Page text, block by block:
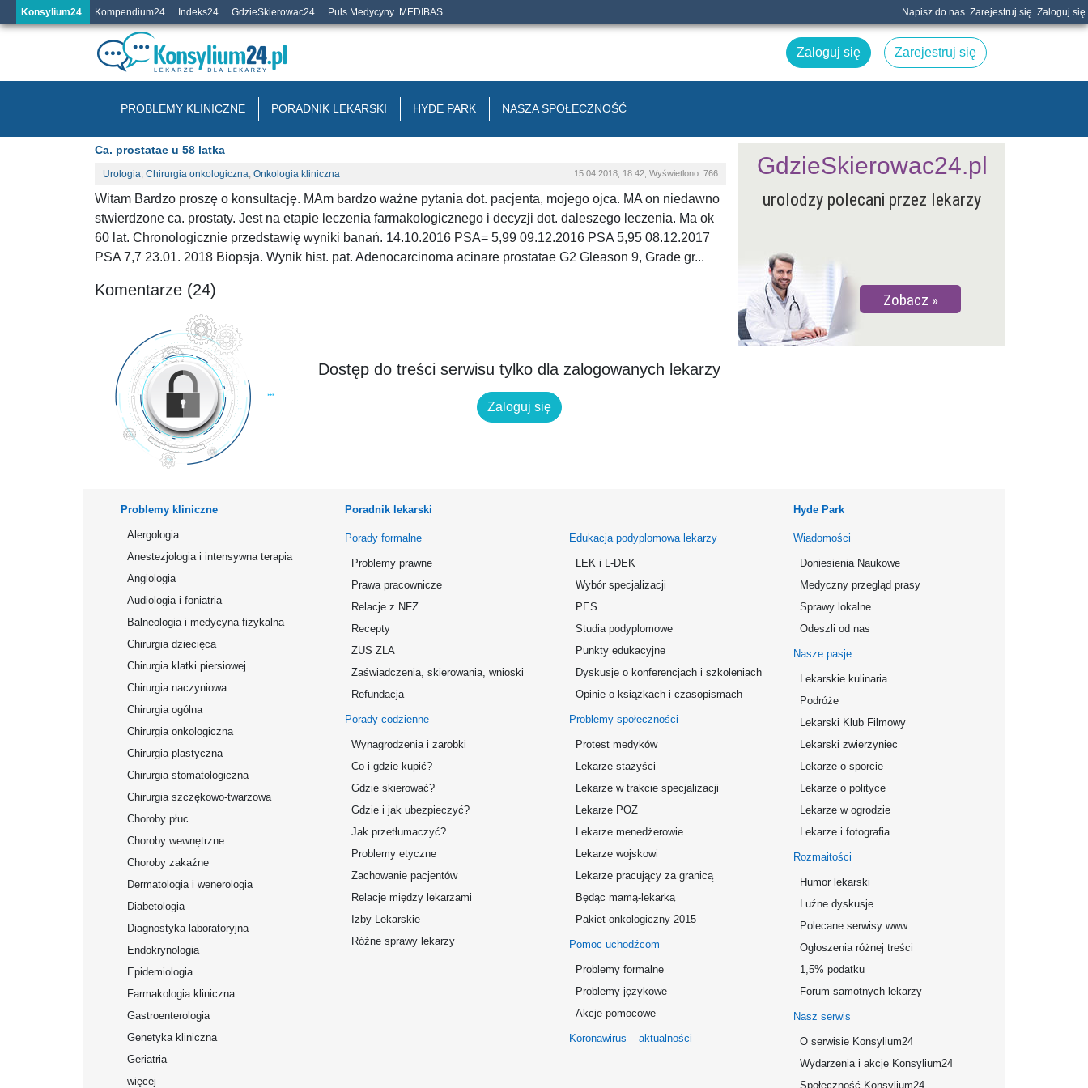
Konsylium24 Kompendium24 Indeks24 GdzieSkierowac24 Puls Medycyny MEDIBAS Napisz do nas Zarejestruj się Zaloguj się
Zaloguj się Zarejestruj się
PROBLEMY KLINICZNE PORADNIK LEKARSKI HYDE PARK NASZA SPOŁECZNOŚĆ
Ca. prostatae u 58 latka
Urologia, Chirurgia onkologiczna, Onkologia kliniczna 15.04.2018, 18:42, Wyświetlono: 766
Witam Bardzo proszę o konsultację. MAm bardzo ważne pytania dot. pacjenta, mojego ojca. MA on niedawno
stwierdzone ca. prostaty. Jest na etapie leczenia farmakologicznego i decyzji dot. daleszego leczenia. Ma ok
60 lat. Chronologicznie przedstawię wyniki banań. 14.10.2016 PSA= 5,99 09.12.2016 PSA 5,95 08.12.2017
PSA 7,7 23.01. 2018 Biopsja. Wynik hist. pat. Adenocarcinoma acinare prostatae G2 Gleason 9, Grade gr...
Komentarze (24)
Dostęp do treści serwisu tylko dla zalogowanych lekarzy
Zaloguj się
urolodzy polecani przez lekarzy
Zobacz
GdzieSkierowac24.pl
Problemy kliniczne
Alergologia
Anestezjologia i intensywna terapia
Angiologia
Audiologia i foniatria
Balneologia i medycyna fizykalna
Chirurgia dziecięca
Chirurgia klatki piersiowej
Chirurgia naczyniowa
Chirurgia ogólna
Chirurgia onkologiczna
Chirurgia plastyczna
Chirurgia stomatologiczna
Chirurgia szczękowo-twarzowa
Choroby płuc
Choroby wewnętrzne
Choroby zakaźne
Dermatologia i wenerologia
Diabetologia
Diagnostyka laboratoryjna
Endokrynologia
Epidemiologia
Farmakologia kliniczna
Gastroenterologia
Genetyka kliniczna
Geriatria
więcej
Poradnik lekarski
Porady formalne
Problemy prawne
Prawa pracownicze
Relacje z NFZ
Recepty
ZUS ZLA
Zaświadczenia, skierowania, wnioski
Refundacja
Porady codzienne
Wynagrodzenia i zarobki
Co i gdzie kupić?
Gdzie skierować?
Gdzie i jak ubezpieczyć?
Jak przetłumaczyć?
Problemy etyczne
Zachowanie pacjentów
Relacje między lekarzami
Izby Lekarskie
Różne sprawy lekarzy
Edukacja podyplomowa lekarzy
LEK i L-DEK
Wybór specjalizacji
PES
Studia podyplomowe
Punkty edukacyjne
Dyskusje o konferencjach i szkoleniach
Opinie o książkach i czasopismach
Problemy społeczności
Protest medyków
Lekarze stażyści
Lekarze w trakcie specjalizacji
Lekarze POZ
Lekarze menedżerowie
Lekarze wojskowi
Lekarze pracujący za granicą
Będąc mamą-lekarką
Pakiet onkologiczny 2015
Pomoc uchodźcom
Problemy formalne
Problemy językowe
Akcje pomocowe
Koronawirus – aktualności
Hyde Park
Wiadomości
Doniesienia Naukowe
Medyczny przegląd prasy
Sprawy lokalne
Odeszli od nas
Nasze pasje
Lekarskie kulinaria
Podróże
Lekarski Klub Filmowy
Lekarski zwierzyniec
Lekarze o sporcie
Lekarze o polityce
Lekarze w ogrodzie
Lekarze i fotografia
Rozmaitości
Humor lekarski
Luźne dyskusje
Polecane serwisy www
Ogłoszenia różnej treści
1,5% podatku
Forum samotnych lekarzy
Nasz serwis
O serwisie Konsylium24
Wydarzenia i akcje Konsylium24
Społeczność Konsylium24